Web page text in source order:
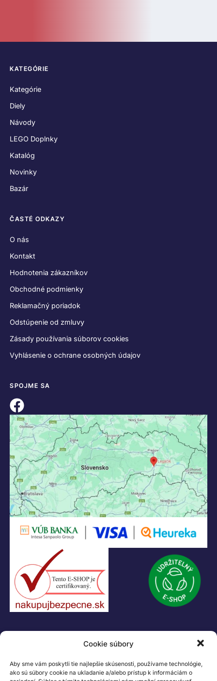
Cookie súbory
Aby sme vám poskytli tie najlepšie skúsenosti, používame technológie,
ako sú súbory cookie na ukladanie a/alebo prístup k informáciám o
Kontakt
KONTAKT
+421 55 622 23 18
+421 907 919 608
legacik@legacik.sk
Legáčik s.r.o
Hrnčiarska 2/A
04001 Košice
Slovenská Republika
IČ DPH: SK2023978330
Logo LEGO, minifigures, DUPLO, LEGENDS OF CHIMA, NINJAGO, BIONICLE,
MINDSTORMS a MIXELS sú ochranné známky LEGO Group. ©2026 The
LEGO Group. Všetky práva vyhradené